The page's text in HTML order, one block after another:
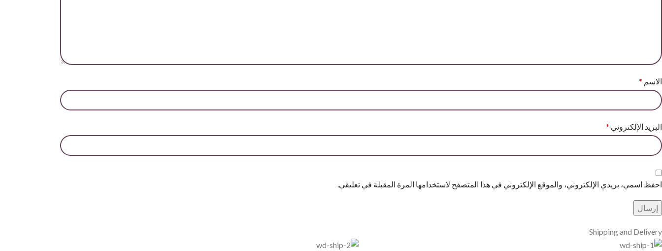
الاسم *
البريد الإلكتروني *
احفظ اسمي، بريدي الإلكتروني، والموقع الإلكتروني في هذا المتصفح لاستخدامها المرة المقبلة في تعليقي.
Shipping and Delivery